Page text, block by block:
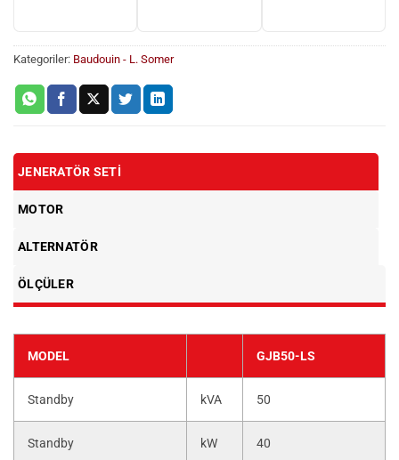
Kategoriler: Baudouin - L. Somer
JENERATÖR SETI
MOTOR
ALTERNATÖR
ÖLÇÜLER
MODEL GJB50-LS
Standby kVA 50
Standby kW 40